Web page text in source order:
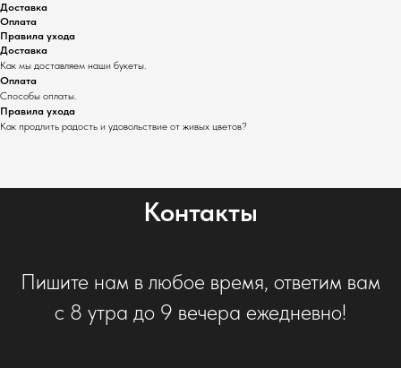
Доставка
Оплата
Правила ухода
Доставка
Как мы доставляем наши букеты.
Оплата
Способы оплаты.
Правила ухода
Как продлить радость и удовольствие от живых цветов?
Контакты
Пишите нам в любое время, ответим вам
с 8 утра до 9 вечера ежедневно!